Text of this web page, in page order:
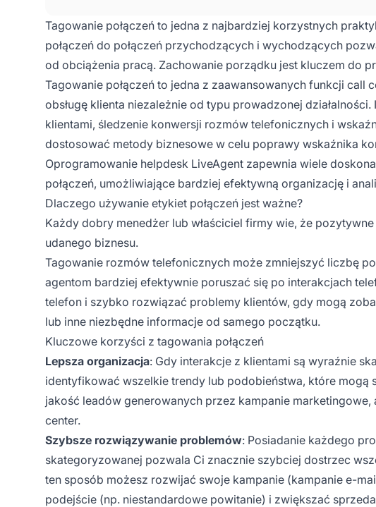
Tagowanie połączeń to jedna z najbardziej korzystnych
połączeń do połączeń przychodzących i wychodzących
od obciążenia pracą. Zachowanie porządku jest kluczem do
Tagowanie połączeń to jedna z zaawansowanych funkcji call
obsługę klienta niezależnie od typu prowadzonej
klientami, śledzenie konwersji rozmów telefonicznych i
dostosować metody biznesowe w celu poprawy wskaźnika
Oprogramowanie helpdesk LiveAgent zapewnia wiele
połączeń, umożliwiające bardziej efektywną organizację i
Dlaczego używanie etykiet połączeń jest ważne?
Każdy dobry menedżer lub właściciel firmy wie, że
udanego biznesu.
Tagowanie rozmów telefonicznych może zmniejszyć liczbę
agentom bardziej efektywnie poruszać się po interakcjach
telefon i szybko rozwiązać problemy klientów, gdy mogą
lub inne niezbędne informacje od samego początku.
Kluczowe korzyści z tagowania połączeń
Lepsza organizacja: Gdy interakcje z klientami są wyraźnie
identyfikować wszelkie trendy lub podobieństwa, które mogą
jakość leadów generowanych przez kampanie
center.
Szybsze rozwiązywanie problemów: Posiadanie każdego
skategoryzowanej pozwala Ci znacznie szybciej dostrzec
ten sposób możesz rozwijać swoje kampanie (kampanie e-
podejście (np. niestandardowe powitanie) i zwiększać